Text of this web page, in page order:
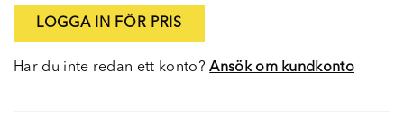
LOGGA IN FÖR PRIS
Har du inte redan ett konto?Ansök om kundkonto